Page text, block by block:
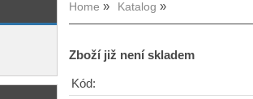
Home Katalog
Zboží již není skladem
Kód: